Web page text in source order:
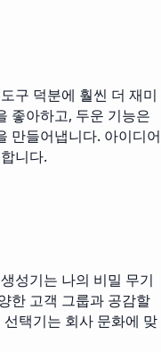
구 덕분에 훨씬 더 재미
좋아하고, 두운 기능은
만들어냅니다. 아이디어
니다.
성기는 나의 비밀 무기
한 고객 그룹과 공감할
택기는 회사 문화에 맞